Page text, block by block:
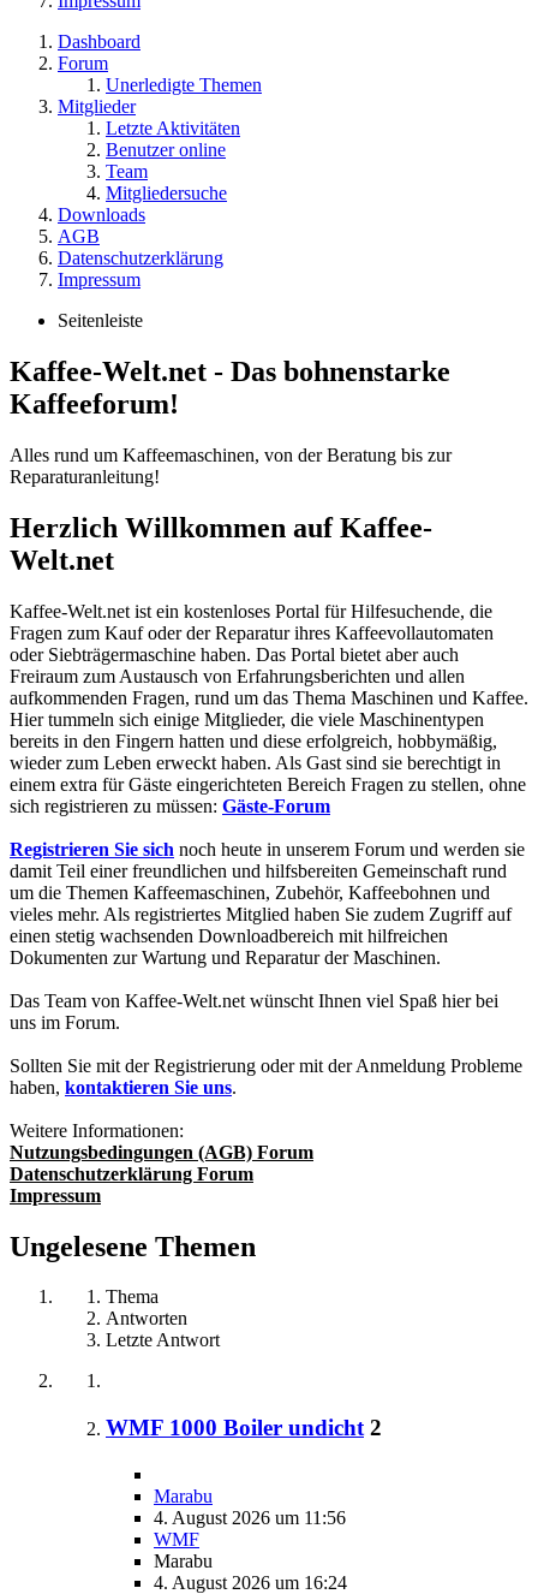
Dashboard
Forum
Unerledigte Themen
Mitglieder
Letzte Aktivitäten
Benutzer online
Team
Mitgliedersuche
Downloads
AGB
Datenschutzerklärung
Impressum
Seitenleiste
Kaffee-Welt.net - Das bohnenstarke
Kaffeeforum!
Alles rund um Kaffeemaschinen, von der Beratung bis zur
Reparaturanleitung!
Herzlich Willkommen auf Kaffee-
Welt.net
Kaffee-Welt.net ist ein kostenloses Portal für Hilfesuchende, die
Fragen zum Kauf oder der Reparatur ihres Kaffeevollautomaten
oder Siebträgermaschine haben. Das Portal bietet aber auch
Freiraum zum Austausch von Erfahrungsberichten und allen
aufkommenden Fragen, rund um das Thema Maschinen und Kaffee.
Hier tummeln sich einige Mitglieder, die viele Maschinentypen
bereits in den Fingern hatten und diese erfolgreich, hobbymäßig,
wieder zum Leben erweckt haben. Als Gast sind sie berechtigt in
einem extra für Gäste eingerichteten Bereich Fragen zu stellen, ohne
sich registrieren zu müssen: Gäste-Forum
Registrieren Sie sich noch heute in unserem Forum und werden sie
damit Teil einer freundlichen und hilfsbereiten Gemeinschaft rund
um die Themen Kaffeemaschinen, Zubehör, Kaffeebohnen und
vieles mehr. Als registriertes Mitglied haben Sie zudem Zugriff auf
einen stetig wachsenden Downloadbereich mit hilfreichen
Dokumenten zur Wartung und Reparatur der Maschinen.
Das Team von Kaffee-Welt.net wünscht Ihnen viel Spaß hier bei
uns im Forum.
Sollten Sie mit der Registrierung oder mit der Anmeldung Probleme
haben, kontaktieren Sie uns.
Weitere Informationen:
Nutzungsbedingungen (AGB) Forum
Datenschutzerklärung Forum
Impressum
Ungelesene Themen
Thema
Antworten
Letzte Antwort
WMF 1000 Boiler undicht 2
Marabu
4. August 2026 um 11:56
WMF
Marabu
4. August 2026 um 16:24